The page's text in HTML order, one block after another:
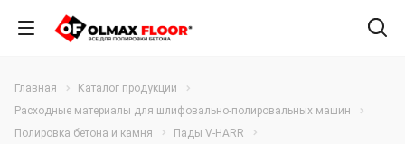
Главная
Каталог продукции
Расходные материалы для шлифовально-полировальных машин
Полировка бетона и камня
Пады V-HARR